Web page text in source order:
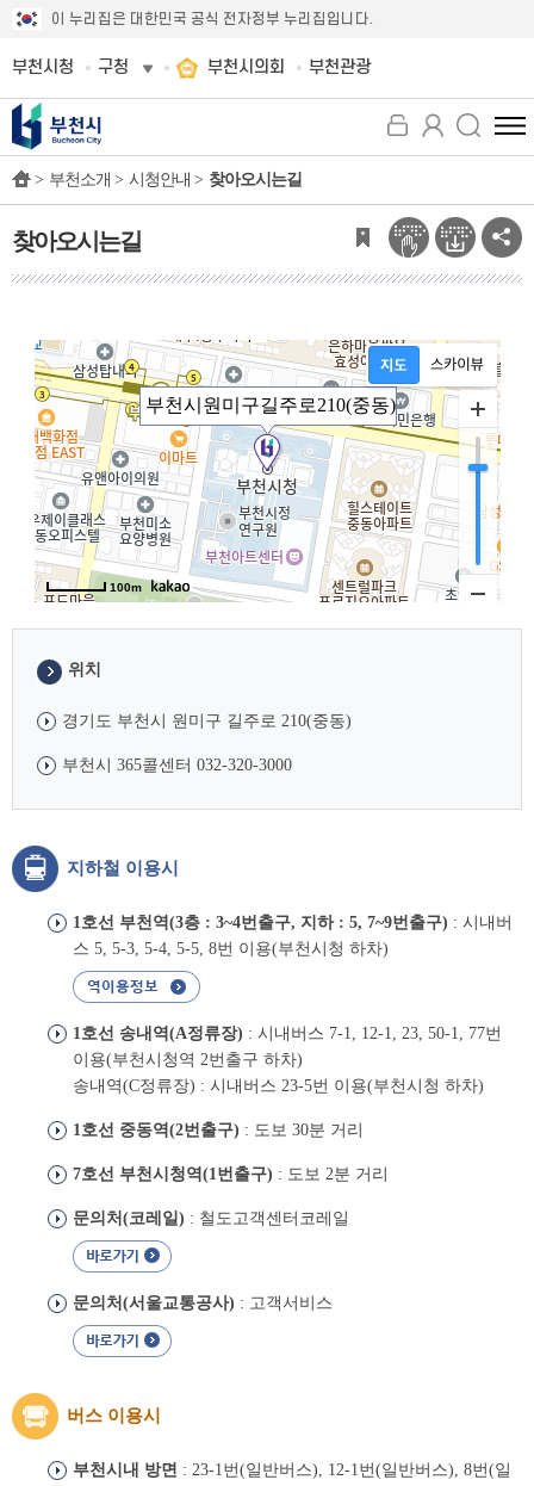
이 누리집은 대한민국 공식 전자정부 누리집입니다.
부천시청 구청 부천시의회 부천관광
전
체
뉴
보
기
> 부천소개 > 시청안내 > 찾아오시는길
찾아오시는길
위치
경기도 부천시 원미구 길주로 210(중동)
부천시 365콜센터 032-320-3000
지하철 이용시
1호선 부천역(3층 : 3~4번출구, 지하 : 5, 7~9번출구) : 시내버
스 5, 5-3, 5-4, 5-5, 8번 이용(부천시청 하차)
1호선 송내역(A정류장) : 시내버스 7-1, 12-1, 23, 50-1, 77번
이용(부천시청역 2번출구 하차)
송내역(C정류장) : 시내버스 23-5번 이용(부천시청 하차)
1호선 중동역(2번출구) : 도보 30분 거리
7호선 부천시청역(1번출구) : 도보 2분 거리
문의처(코레일) : 철도고객센터코레일
문의처(서울교통공사) : 고객서비스
버스 이용시
부천시내 방면 : 23-1번(일반버스), 12-1번(일반버스), 8번(일